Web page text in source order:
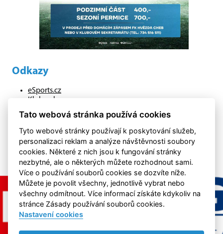
Odkazy
eSports.cz
Klubweb.cz
Onlajny.cz
hazenachebsko.cz
Tato webová stránka používá cookies
Tyto webové stránky používají k poskytování služeb,
personalizaci reklam a analýze návštěvnosti soubory
cookies. Některé z nich jsou k fungování stránky
nezbytné, ale o některých můžete rozhodnout sami.
Více o používání souborů cookies se dozvíte níže.
Můžete je povolit všechny, jednotlivě vybrat nebo
všechny odmítnout. Více informací získáte kdykoliv na
stránce Zásady používání souborů cookies.
Nastavení cookies